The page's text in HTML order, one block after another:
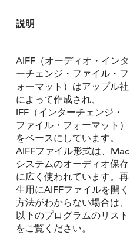
説明
AIFF（オーディオ・インタ
ーチェンジ・ファイル・フ
ォーマット）はアップル社
によって作成され、
IFF（インターチェンジ・
ファイル・フォーマット）
をベースにしています。
AIFFファイル形式は、Mac
システムのオーディオ保存
に広く使われています。再
生用にAIFFファイルを開く
方法がわからない場合は、
以下のプログラムのリスト
をご覧ください。